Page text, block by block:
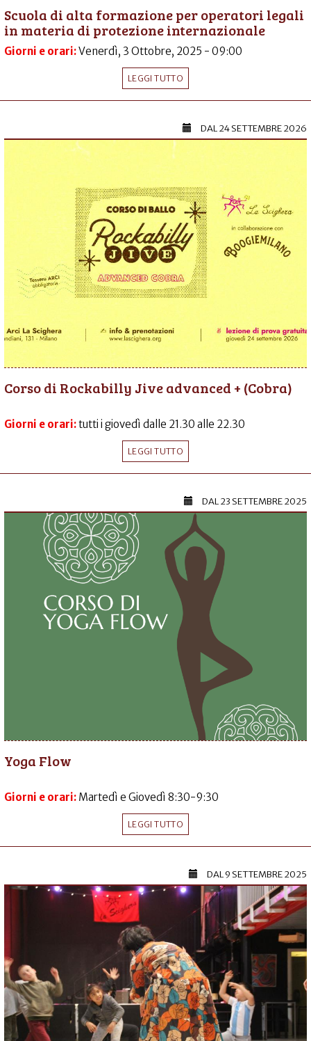
Scuola di alta formazione per operatori legali
in materia di protezione internazionale
Giorni e orari:Venerdì, 3 Ottobre, 2025 - 09:00
LEGGI TUTTO
DAL24 SETTEMBRE 2026
Corso di Rockabilly Jive advanced + (Cobra)
Giorni e orari:tutti i giovedì dalle 21.30 alle 22.30
LEGGI TUTTO
DAL23 SETTEMBRE 2025
Yoga Flow
Giorni e orari: Martedì e Giovedì 8:30-9:30
LEGGI TUTTO
DAL9 SETTEMBRE 2025